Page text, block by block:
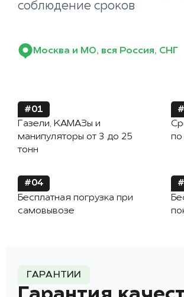
соблюдение сроков
Москва и МО, вся Россия, СНГ
#01
Газели, КАМАЗы и
манипуляторы от 3 до 25
тонн
#04
Бесплатная погрузка при
самовывозе
ГАРАНТИИ